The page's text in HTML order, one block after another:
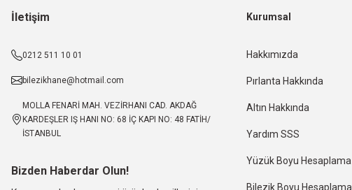
İletişim
0212 511 10 01
bilezikhane@hotmail.com
MOLLA FENARİ MAH. VEZİRHANI CAD. AKDAĞ
KARDEŞLER IŞ HANI NO: 68 İÇ KAPI NO: 48 FATİH/
İSTANBUL
Bizden Haberdar Olun!
Kurumsal
Hakkımızda
Pırlanta Hakkında
Altın Hakkında
Yardım SSS
Yüzük Boyu Hesaplama
Bilezik Boyu Hesaplama